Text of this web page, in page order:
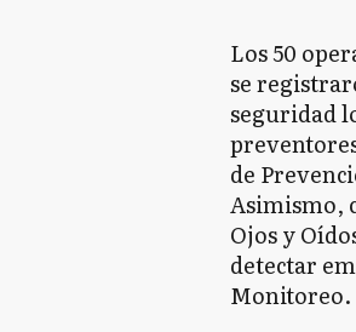
Los 50
se
seguridad
de
Asimismo,
Ojos y
detectar
Monitoreo.